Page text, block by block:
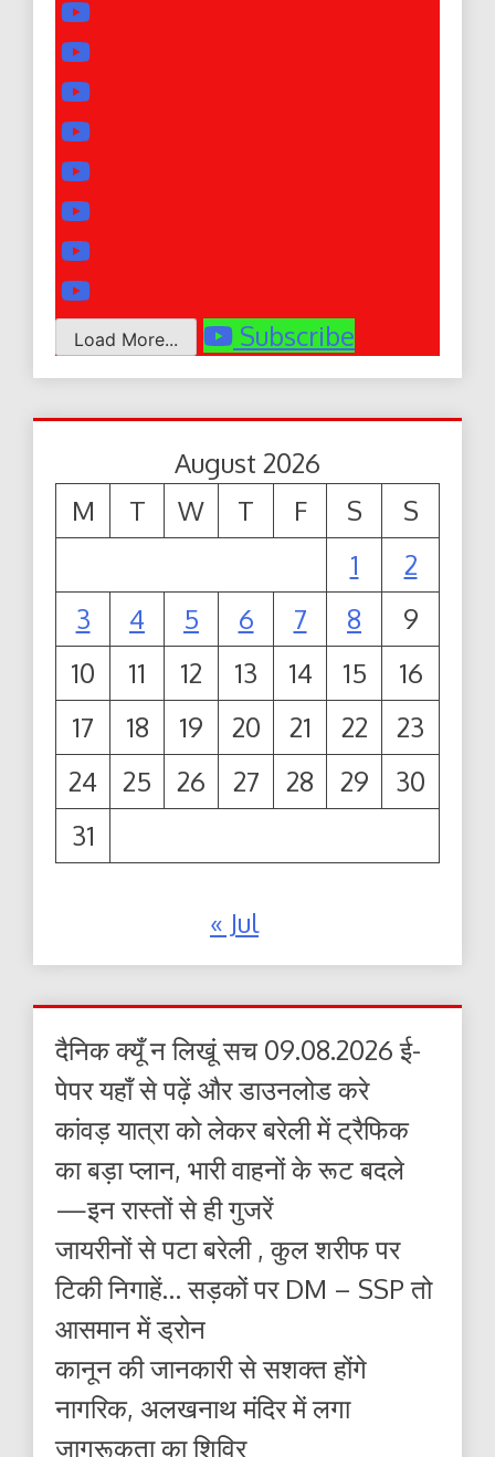
Load More... Subscribe
August 2026
M
T W T F S
S
1
2
3
4 5 6 7 8
9
10
11 12 13 14 15
16
17
18 19 20 21 22
23
24
25 26 27 28 29
30
31
« Jul
दैनिक क्यूँ न लिखूं सच 09.08.2026 ई-
पेपर यहाँ से पढ़ें और डाउनलोड करे
कांवड़ यात्रा को लेकर बरेली में ट्रैफिक
का बड़ा प्लान, भारी वाहनों के रूट बदले
—इन रास्तों से ही गुजरें
जायरीनों से पटा बरेली , कुल शरीफ पर
टिकी निगाहें… सड़कों पर DM – SSP तो
आसमान में ड्रोन
कानून की जानकारी से सशक्त होंगे
नागरिक, अलखनाथ मंदिर में लगा
जागरूकता का शिविर